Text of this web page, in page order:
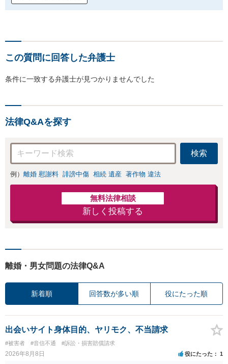
この質問に回答した弁護士
条件に一致する弁護士が見つかりませんでした
法律Q&Aを探す
検索
例） 離婚 慰謝料 誹謗中傷 相続 遺産 著作物 違法
無料法律相談
新しく投稿する
離婚・男女問題の法律Q&A
新着順 回答数が多い順 役にたった順
出会いサイト身体目的、ヤリモク、不当請求
#被害者 #音信不通 #訴訟・損害賠償請求
2026年8月8日 役にたった 1